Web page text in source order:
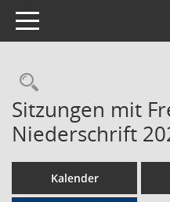
Toggle navigation
Sitzungen mit
Niederschrift
Kalender